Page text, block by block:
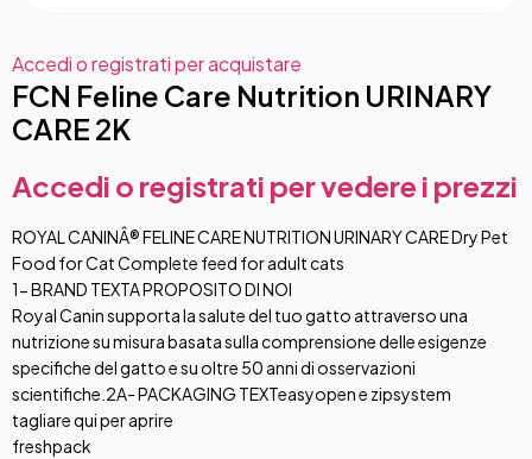
Accedi o registrati per acquistare
FCN Feline Care Nutrition URINARY
CARE 2K
Accedi o registrati per vedere i prezzi
ROYAL CANINÂ® FELINE CARE NUTRITION URINARY CARE Dry Pet
Food for Cat Complete feed for adult cats
1- BRAND TEXTA PROPOSITO DI NOI
Royal Canin supporta la salute del tuo gatto attraverso una
nutrizione su misura basata sulla comprensione delle esigenze
specifiche del gatto e su oltre 50 anni di osservazioni
scientifiche. 2A- PACKAGING TEXTeasyopen e zipsystem
tagliare qui per aprire
freshpack